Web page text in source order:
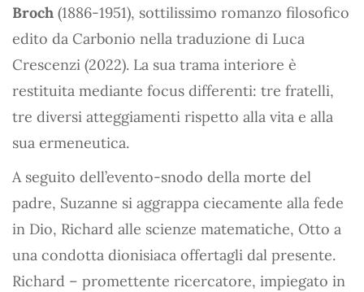
Broch (1886-1951), sottilissimo romanzo filosofico
edito da Carbonio nella traduzione di Luca
Crescenzi (2022). La sua trama interiore è
restituita mediante focus differenti: tre fratelli,
tre diversi atteggiamenti rispetto alla vita e alla
sua ermeneutica.
A seguito dell’evento-snodo della morte del
padre, Suzanne si aggrappa ciecamente alla fede
in Dio, Richard alle scienze matematiche, Otto a
una condotta dionisiaca offertagli dal presente.
Richard – promettente ricercatore, impiegato in